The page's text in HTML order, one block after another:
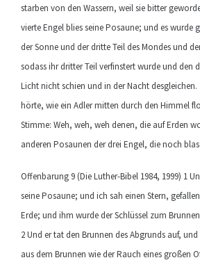
starben von den Wassern, weil sie bitter
vierte Engel blies seine Posaune; und es wurde
der Sonne und der dritte Teil des Mondes und
sodass ihr dritter Teil verfinstert wurde und den
Licht nicht schien und in der Nacht
hörte, wie ein Adler mitten durch den Himmel
Stimme: Weh, weh, weh denen, die auf Erden
anderen Posaunen der drei Engel, die noch
Offenbarung 9 (Die Luther-Bibel 1984, 1999) 1
seine Posaune; und ich sah einen Stern,
Erde; und ihm wurde der Schlüssel zum
2 Und er tat den Brunnen des Abgrunds auf,
aus dem Brunnen wie der Rauch eines großen